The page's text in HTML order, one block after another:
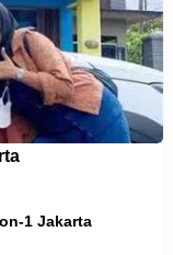
1 Jakarta